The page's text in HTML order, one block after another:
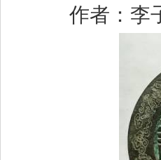
作者：李